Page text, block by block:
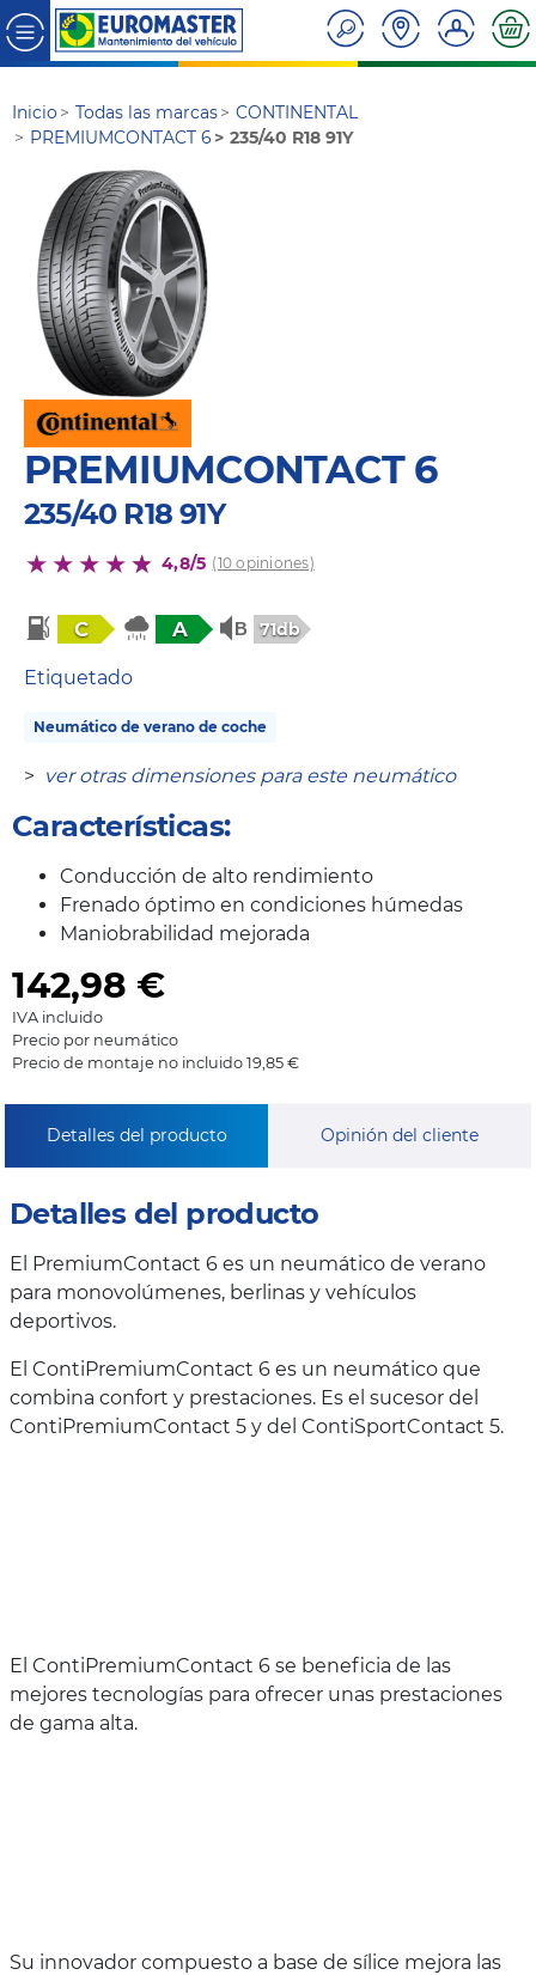
Inicio Todas las marcas
CONTINENTAL
PREMIUMCONTACT 6
235/40 R18 91Y
PREMIUMCONTACT 6
235/40 R18 91Y
4,8/5 (10 opiniones)
C A 71db
Etiquetado
Neumático de verano de coche
> ver otras dimensiones para este neumático
Características:
Conducción de alto rendimiento
Frenado óptimo en condiciones húmedas
Maniobrabilidad mejorada
142,98 €
IVA incluido
Precio por neumático
Precio de montaje no incluido 19,85 €
Detalles del producto Opinión del cliente
Detalles del producto
El PremiumContact 6 es un neumático de verano
para monovolúmenes, berlinas y vehículos
deportivos.
El ContiPremiumContact 6 es un neumático que
combina confort y prestaciones. Es el sucesor del
ContiPremiumContact 5 y del ContiSportContact 5.
El ContiPremiumContact 6 se beneficia de las
mejores tecnologías para ofrecer unas prestaciones
de gama alta.
Su innovador compuesto a base de sílice mejora las